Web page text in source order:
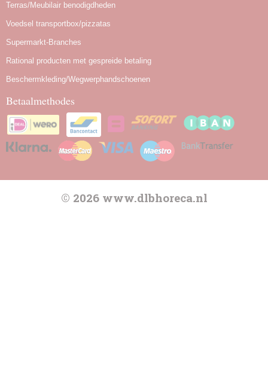
Terras/Meubilair benodigdheden
Voedsel transportbox/pizzatas
Supermarkt-Branches
Rational producten met gespreide betaling
Beschermkleding/Wegwerphandschoenen
Betaalmethodes
© 2026 www.dlbhoreca.nl